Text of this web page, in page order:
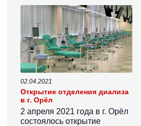
02.04.2021
Открытие отделения диализа
в г. Орёл
2 апреля 2021 года в г. Орёл
состоялось открытие